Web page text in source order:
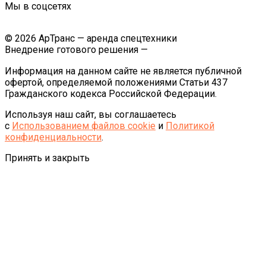
Мы в соцсетях
© 2026 АрТранс — аренда спецтехники
Внедрение готового решения —
Информация на данном сайте не является публичной
офертой, определяемой положениями Статьи 437
Гражданского кодекса Российской Федерации.
Используя наш сайт, вы соглашаетесь
с Использованием файлов cookie и Политикой
конфиденциальности.
Принять и закрыть